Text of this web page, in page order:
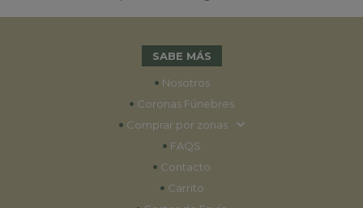
SABE MÁS
• Nosotros
• Coronas Fúnebres
• Comprar por zonas
• FAQS
• Contacto
• Carrito